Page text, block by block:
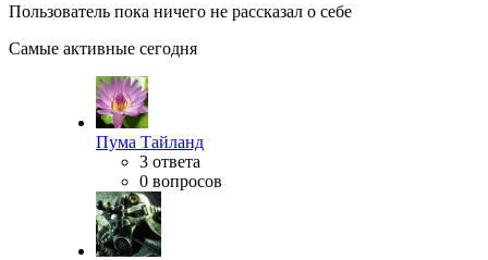
Пользователь пока ничего не рассказал о себе
Самые активные сегодня
Пума Тайланд
3 ответа
0 вопросов